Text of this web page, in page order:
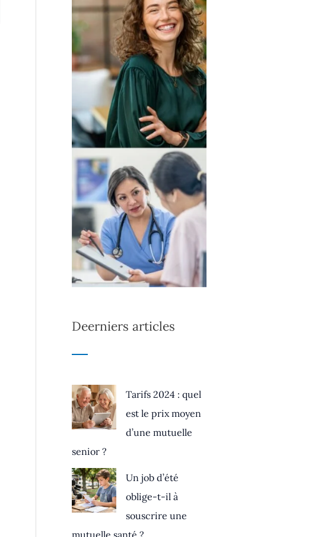
Deerniers articles
Tarifs 2024 : quel
est le prix moyen
d’une mutuelle
senior ?
Un job d’été
oblige-t-il à
souscrire une